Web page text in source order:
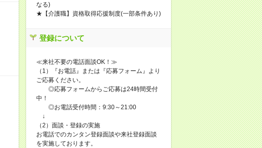
なる)
★【介護職】資格取得応援制度(一部条件あり)
登録について
≪来社不要の電話面談OK！≫
（1）『お電話』または『応募フォーム』より
ご応募ください。
◎応募フォームからご応募は24時間受付
中！
◎お電話受付時間：9:30～21:00
↓
（2）面談・登録の実施
お電話でのカンタン登録面談や来社登録面談
を実施しております。